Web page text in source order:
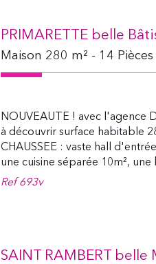
PRIMARETTE belle
Maison 280 m² - 14
NOUVEAUTE ! avec l'agence
à découvrir surface habitable
CHAUSSEE : vaste hall
une cuisine séparée 10m², une
Ref693v
SAINT RAMBERT